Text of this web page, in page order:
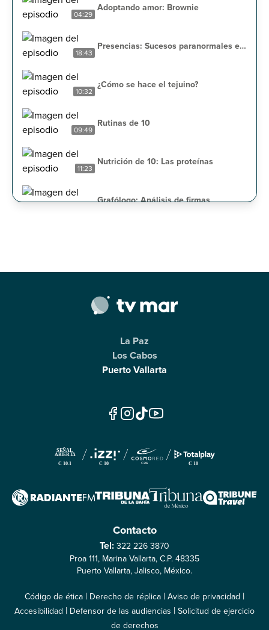
04:29
Adoptando amor: Brownie
18:43
Presencias: Sucesos paranormales en
10:32
¿Cómo se hace el tejuino?
09:49
Rutinas de 10
11:23
Nutrición de 10: Las proteínas
Grafólogo: Análisis de firmas
Presencias: Fenómenos en eclipses
Pregúntale al Lic: Derecho al nombre
La Paz
Los Cabos
Puerto Vallarta
Contacto
Tel:322 226 3870
Proa 111, Marina Vallarta, C.P. 48335
Puerto Vallarta, Jalisco, México.
Código de ética | Derecho de réplica |Aviso de privacidad |
Accesibilidad | Defensor de las audiencias |Solicitud de ejercicio
de derechos